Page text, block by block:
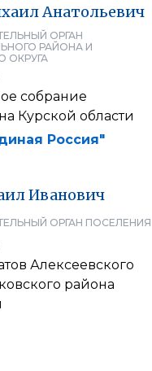
Анатольевич
ОРГАН
РАЙОНА И
ОКРУГА
собрание
Курской области
Россия"
Иванович
ОРГАН ПОСЕЛЕНИЯ
Алексеевского
района